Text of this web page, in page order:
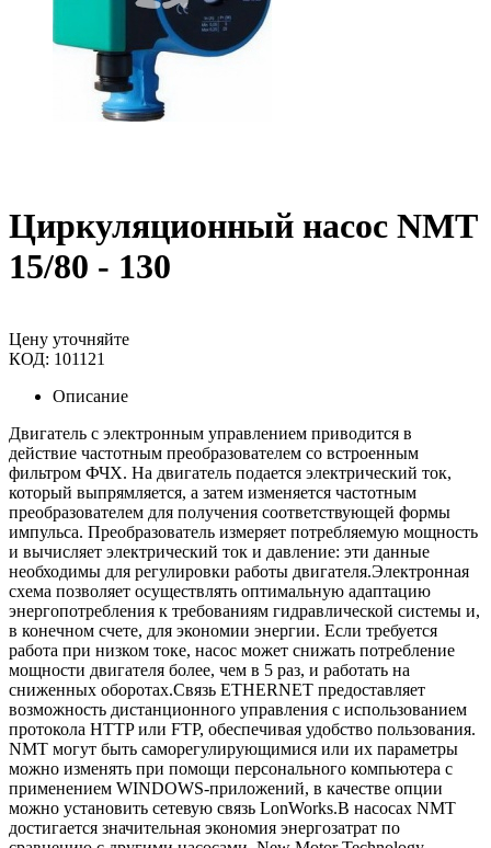
Циркуляционный насос NMT
15/80 - 130
Цену уточняйте
КОД: 101121
Описание
Двигатель с электронным управлением приводится в
действие частотным преобразователем со встроенным
фильтром ФЧХ. На двигатель подается электрический ток,
который выпрямляется, а затем изменяется частотным
преобразователем для получения соответствующей формы
импульса. Преобразователь измеряет потребляемую мощность
и вычисляет электрический ток и давление: эти данные
необходимы для регулировки работы двигателя.Электронная
схема позволяет осуществлять оптимальную адаптацию
энергопотребления к требованиям гидравлической системы и,
в конечном счете, для экономии энергии. Если требуется
работа при низком токе, насос может снижать потребление
мощности двигателя более, чем в 5 раз, и работать на
сниженных оборотах.Связь ETHERNET предоставляет
возможность дистанционного управления с использованием
протокола HTTP или FTP, обеспечивая удобство пользования.
NMT могут быть саморегулирующимися или их параметры
можно изменять при помощи персонального компьютера с
применением WINDOWS-приложений, в качестве опции
можно установить сетевую связь LonWorks.В насосах NMT
достигается значительная экономия энергозатрат по